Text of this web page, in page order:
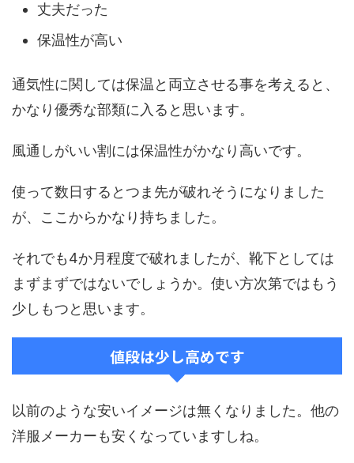
丈夫だった
保温性が高い
通気性に関しては保温と両立させる事を考えると、
かなり優秀な部類に入ると思います。
風通しがいい割には保温性がかなり高いです。
使って数日するとつま先が破れそうになりました
が、ここからかなり持ちました。
それでも4か月程度で破れましたが、靴下としては
まずまずではないでしょうか。使い方次第ではもう
少しもつと思います。
値段は少し高めです
以前のような安いイメージは無くなりました。他の
洋服メーカーも安くなっていますしね。